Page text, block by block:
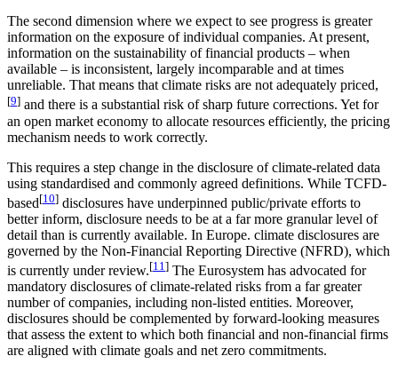
The second dimension where we expect to see progress is greater
information on the exposure of individual companies. At present,
information on the sustainability of financial products – when
available – is inconsistent, largely incomparable and at times
unreliable. That means that climate risks are not adequately priced,
[9] and there is a substantial risk of sharp future corrections. Yet for
an open market economy to allocate resources efficiently, the pricing
mechanism needs to work correctly.
This requires a step change in the disclosure of climate-related data
using standardised and commonly agreed definitions. While TCFD-
based[10] disclosures have underpinned public/private efforts to
better inform, disclosure needs to be at a far more granular level of
detail than is currently available. In Europe. climate disclosures are
governed by the Non-Financial Reporting Directive (NFRD), which
is currently under review.[11 ] The Eurosystem has advocated for
mandatory disclosures of climate-related risks from a far greater
number of companies, including non-listed entities. Moreover,
disclosures should be complemented by forward-looking measures
that assess the extent to which both financial and non-financial firms
are aligned with climate goals and net zero commitments.